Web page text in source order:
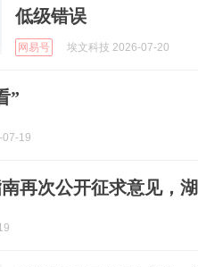
低级错误
网易号 埃文科技 2026-07-20
”
07-19
再次公开征求意见，